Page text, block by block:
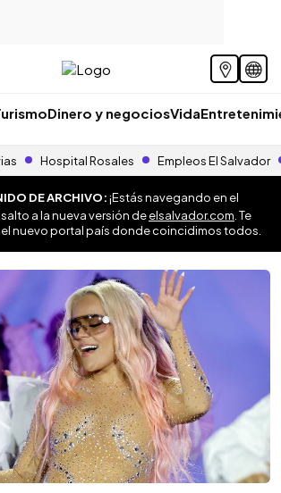
Dinero y negociosVida
Hospital Rosales Empleos El Salvador
DE ARCHIVO:¡Estás navegando en el
a la nueva versión deelsalvador.com . Te
nuevo portal país donde coincidimos todos.